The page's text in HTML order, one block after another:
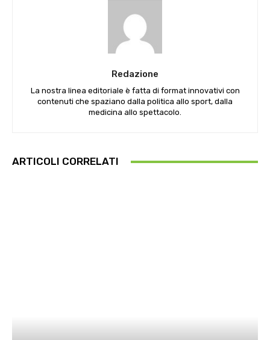
Redazione
La nostra linea editoriale è fatta di format innovativi con
contenuti che spaziano dalla politica allo sport, dalla
medicina allo spettacolo.
ARTICOLI CORRELATI